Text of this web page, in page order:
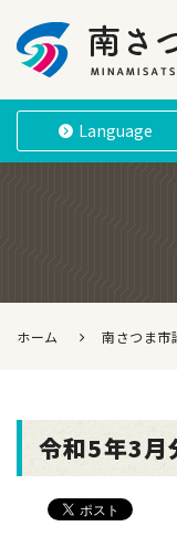
南さつま市
Language
ホーム 南さつま市
令和5年3月